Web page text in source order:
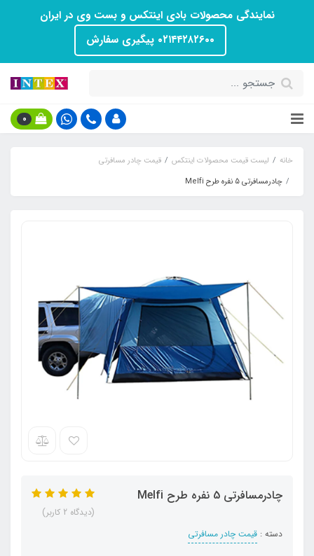
نمایندگی محصولات بادی اینتکس و بست وی در ایران
۰۲۱۴۴۲۸۲۶۰۰ پیگیری سفارش
0
خانه لیست قیمت محصولات اینتکس
قیمت چادر مسافرتی
چادرمسافرتی 5 نفره طرح Melfi
چادرمسافرتی 5 نفره طرح Melfi
دسته : قیمت چادر مسافرتی
(دیدگاه 2 کاربر)